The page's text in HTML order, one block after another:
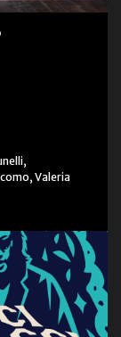
Valeria